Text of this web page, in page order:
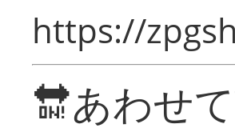
https://
🔛あわせ